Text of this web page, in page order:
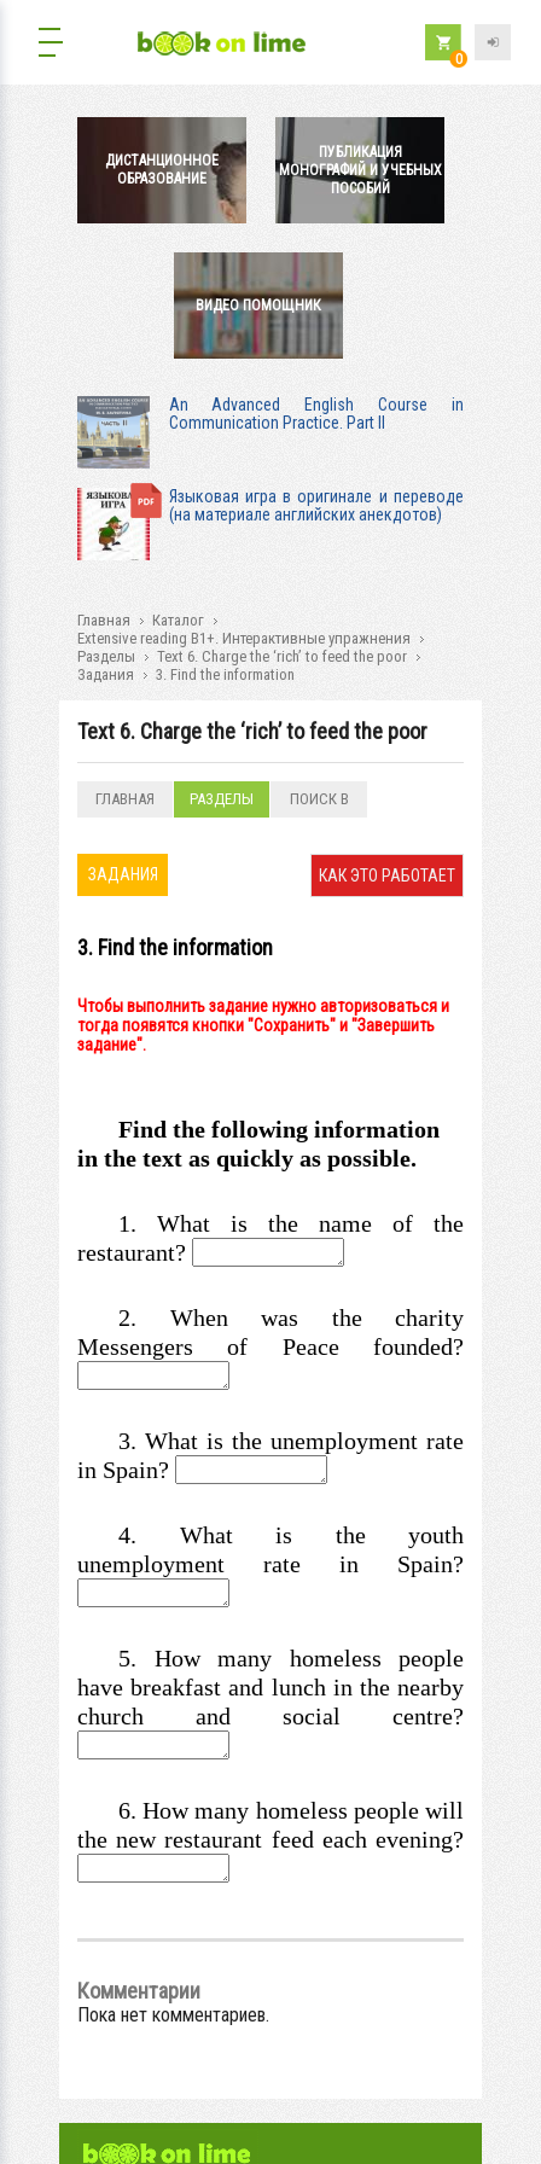
0
ДИСТАНЦИОННОЕ
ОБРАЗОВАНИЕ
ПУБЛИКАЦИЯ
МОНОГРАФИЙ И УЧЕБНЫХ
ПОСОБИЙ
ВИДЕО ПОМОЩНИК
An Advanced English Course in
Communication Practice. Part II
Языковая игра в оригинале и переводе
(на материале английских анекдотов)
Главная
Каталог
Extensive reading B1+. Интерактивные упражнения
Разделы
Text 6. Charge the ‘rich’ to feed the poor
Задания
3. Find the information
Text 6. Charge the ‘rich’ to feed the poor
ГЛАВНАЯ РАЗДЕЛЫ
ПОИСК В
ЗАДАНИЯ КАК ЭТО РАБОТАЕТ
3. Find the information
Чтобы выполнить задание нужно авторизоваться и
тогда появятся кнопки "Сохранить" и "Завершить
задание".
Find the following information
in the text as quickly as possible.
1. What is the name of the
restaurant?
2. When was the charity
Messengers of Peace founded?
3. What is the unemployment rate
in Spain?
4. What is the youth
unemployment rate in Spain?
5. How many homeless people
have breakfast and lunch in the nearby
church and social centre?
6. How many homeless people will
the new restaurant feed each evening?
Комментарии
Пока нет комментариев.